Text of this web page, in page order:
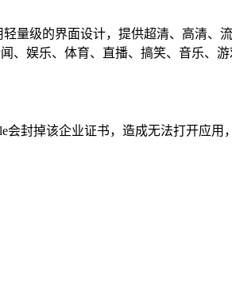
量级的界面设计，提供超清、高清、
娱乐、体育、直播、搞笑、音乐、
封掉该企业证书，造成无法打开应用